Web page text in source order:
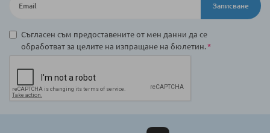
Записване
Съгласен съм предоставените от мен данни да се
обработват за целите на изпращане на бюлетин.